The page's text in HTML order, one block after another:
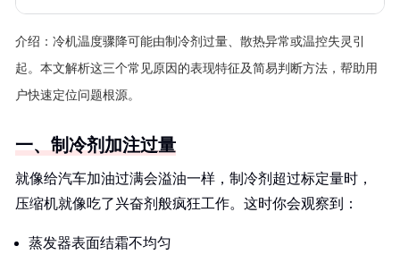
介绍： 冷机温度骤降可能由制冷剂过量、散热异常或温控失灵引
起。本文解析这三个常见原因的表现特征及简易判断方法，帮助用
户快速定位问题根源。
一、制冷剂加注过量
就像给汽车加油过满会溢油一样，制冷剂超过标定量时，
压缩机就像吃了兴奋剂般疯狂工作。这时你会观察到：
蒸发器表面结霜不均匀